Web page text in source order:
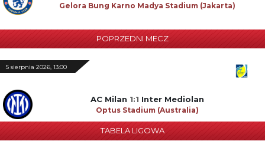
Gelora Bung Karno Madya Stadium (Jakarta)
POPRZEDNI MECZ
5 sierpnia 2026, 13:00
AC Milan 1:1 Inter Mediolan
Optus Stadium (Australia)
TABELA LIGOWA